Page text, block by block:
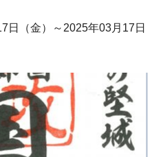
日（金）～2025年03月17日